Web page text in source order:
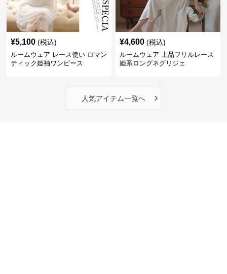
¥5,100 (税込)
ルームウェア レース使い ロマン
ティック姫袖ワンピース
¥4,600 (税込)
ルームウェア 上品フリルレース
姫系ロングネグリジェ
人気アイテム一覧へ ›